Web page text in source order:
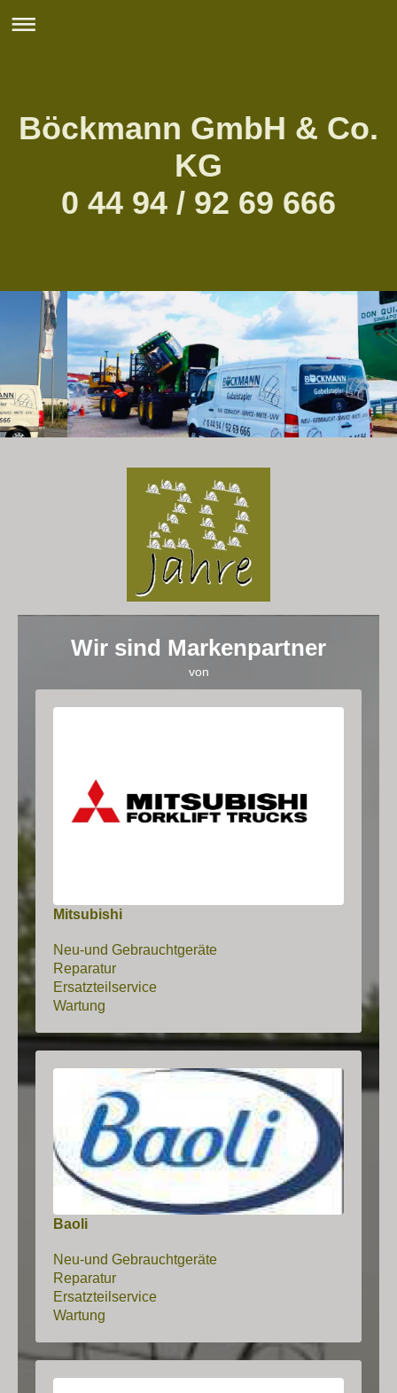
Böckmann GmbH & Co.
KG
0 44 94 / 92 69 666
Wir sind Markenpartner
von
Mitsubishi
Neu-und Gebrauchtgeräte
Reparatur
Ersatzteilservice
Wartung
Baoli
Neu-und Gebrauchtgeräte
Reparatur
Ersatzteilservice
Wartung